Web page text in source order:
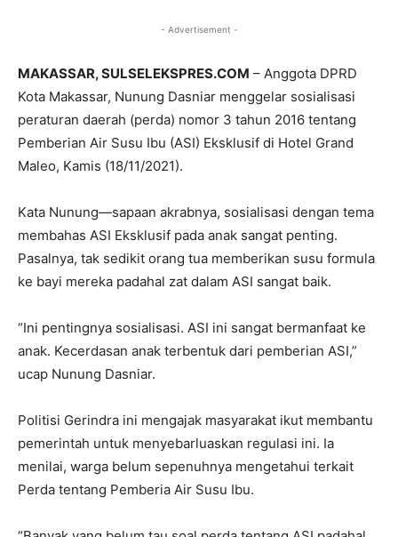
- Advertisement -
MAKASSAR, SULSELEKSPRES.COM – Anggota DPRD
Kota Makassar, Nunung Dasniar menggelar sosialisasi
peraturan daerah (perda) nomor 3 tahun 2016 tentang
Pemberian Air Susu Ibu (ASI) Eksklusif di Hotel Grand
Maleo, Kamis (18/11/2021).
Kata Nunung—sapaan akrabnya, sosialisasi dengan tema
membahas ASI Eksklusif pada anak sangat penting.
Pasalnya, tak sedikit orang tua memberikan susu formula
ke bayi mereka padahal zat dalam ASI sangat baik.
“Ini pentingnya sosialisasi. ASI ini sangat bermanfaat ke
anak. Kecerdasan anak terbentuk dari pemberian ASI,”
ucap Nunung Dasniar.
Politisi Gerindra ini mengajak masyarakat ikut membantu
pemerintah untuk menyebarluaskan regulasi ini. Ia
menilai, warga belum sepenuhnya mengetahui terkait
Perda tentang Pemberia Air Susu Ibu.